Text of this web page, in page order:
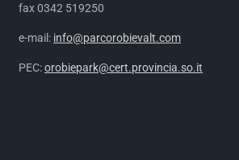
fax 0342 519250
e-mail: info@parcorobievalt.com
PEC:orobiepark@cert.provincia.so.it